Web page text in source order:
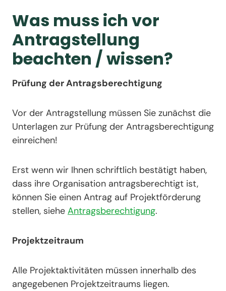
Was muss ich vor
Antragstellung
beachten / wissen?
Prüfung der Antragsberechtigung
Vor der Antragstellung müssen Sie zunächst die
Unterlagen zur Prüfung der Antragsberechtigung
einreichen!
Erst wenn wir Ihnen schriftlich bestätigt haben,
dass ihre Organisation antragsberechtigt ist,
können Sie einen Antrag auf Projektförderung
stellen, siehe Antragsberechtigung.
Projektzeitraum
Alle Projektaktivitäten müssen innerhalb des
angegebenen Projektzeitraums liegen.